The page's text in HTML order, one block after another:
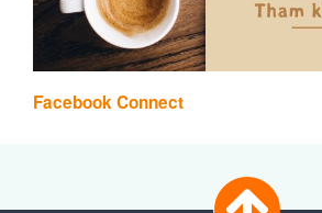
Facebook Connect